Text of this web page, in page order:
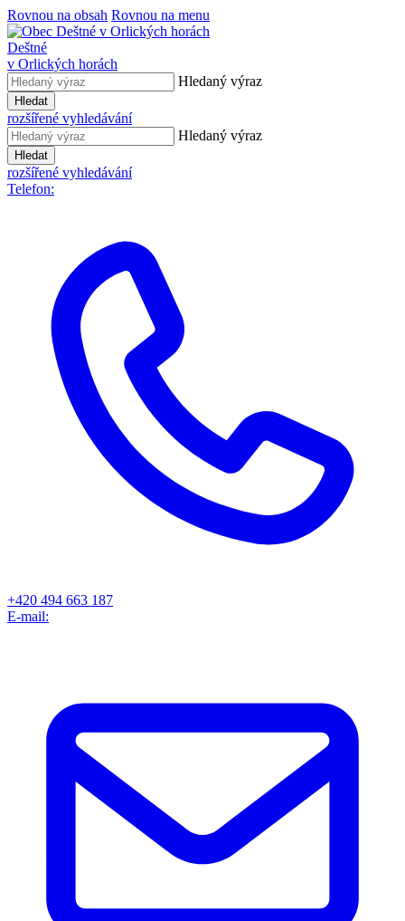
Rovnou na obsah Rovnou na menu
Deštné
v Orlických horách
Hledaný výraz
Hledat
rozšířené vyhledávání
Hledaný výraz
Hledat
rozšířené vyhledávání
Telefon:
+420 494 663 187
E-mail: